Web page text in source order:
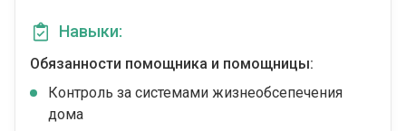
Навыки:
Обязанности помощника и помощницы:
Контроль за системами жизнеобсепечения
дома